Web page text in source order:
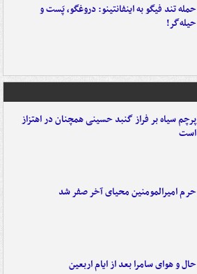
حمله تند فیگو به اینفانتینو: دروغگو، پَست‌ و
حیله‌گر!
پرچم سیاه بر فراز گنبد حسینی همچنان در اهتزاز
است
حرم امیرالمومنین محیای آخر صفر شد
حال و هوای سامرا بعد از ایام اربعین